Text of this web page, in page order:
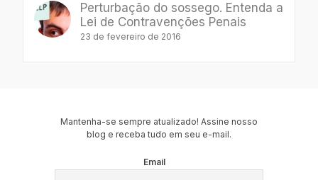
Perturbação do sossego. Entenda a
Lei de Contravenções Penais
23 de fevereiro de 2016
Mantenha-se sempre atualizado! Assine nosso
blog e receba tudo em seu e-mail.
Email